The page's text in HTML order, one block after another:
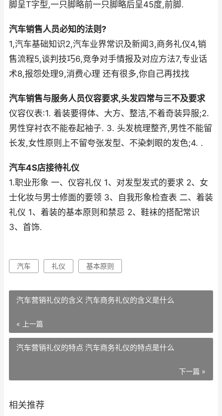
脚呈T字型,一只脚略前一只脚略后呈45度,前脚.
汽车销售人员必知的法则?
1,汽车基础知识2,汽车业界常识及新闻3,商务礼仪4,销
售流程5,谈判技巧6,竞争对手情报及对应方法7,专业话
术8,报怨处理9,消费心理 还有很多,你自己再找找
汽车销售与服务人员仪容要求,头发四常与三不及要求
仪容仪表:1. 着装要得体、大方、整洁,不着奇装异服;2.
男性穿衬衣不能卷起袖子. 3. 头发梳理整齐,男性不能留
长发,女性原则上不留夸张发型、不染刺眼的发色;4. .
汽车4S店接待礼仪
1.职业形象 一、仪容礼仪 1、对发型发式的要求 2、女
士化妆与男士修面的要领 3、自我形象检查表 二、着装
礼仪 1、着装的基本原则和禁忌 2、鞋袜的搭配常识
3、首饰.
汽车 礼仪 基本原则
汽车营销礼仪的含义 汽车商务礼仪的含义是什么
« 上一篇
汽车营销礼仪的特点 汽车商务礼仪的特点是什么
下一篇 »
相关推荐